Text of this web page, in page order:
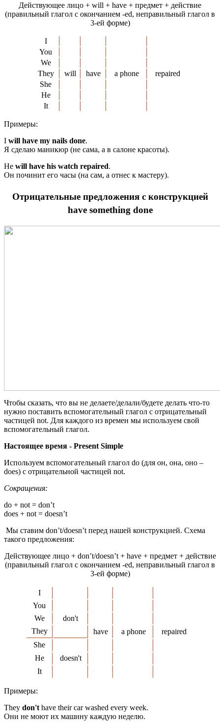
Действующее лицо + will + have + предмет + действие
(правильный глагол с окончанием -ed, неправильный глагол в
3-ей форме)
I
You
We
They
will have a phone
repaired
She
He
It
Примеры:
I will have my nails done.
Я сделаю маникюр (не сама, а в салоне красоты).
He will have his watch repaired.
Он починит его часы (на сам, а отнес к мастеру).
Отрицательные предложения с конструкцией
have something done
Чтобы сказать, что вы не делаете/делали/будете делать что-то
нужно поставить вспомогательный глагол с отрицательный
частицей not. Для каждого из времен мы используем свой
вспомогательный глагол.
Настоящее время - Present Simple
Используем вспомогательный глагол do (для он, она, оно –
does) с отрицательной частицей not.
Сокращения:
do + not = don’t
does + not = doesn’t
Мы ставим don’t/doesn’t перед нашей конструкцией. Схема
такого предложения:
Действующее лицо + don’t/doesn’t + have + предмет + действие
(правильный глагол с окончанием -ed, неправильный глагол в
3-ей форме)
I
You
We
don't
They
have a phone
repaired
She
He
doesn't
It
Примеры:
They don't have their car washed every week.
Они не моют их машину каждую неделю.